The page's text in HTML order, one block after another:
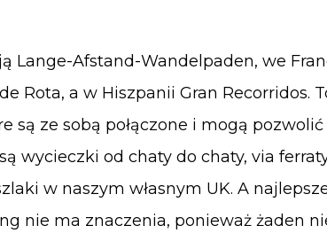
Lange-Afstand-Wandelpaden, we
Rota, a w Hiszpanii Gran Recorridos.
są ze sobą połączone i mogą
wycieczki od chaty do chaty, via
w naszym własnym UK. A
nie ma znaczenia, ponieważ żaden